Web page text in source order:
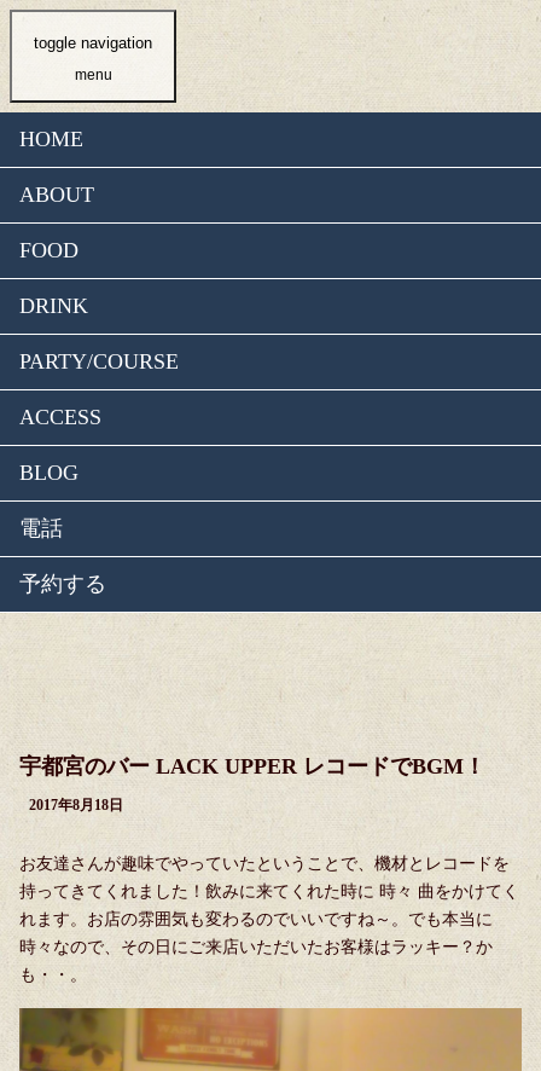
toggle navigation
menu
HOME
ABOUT
FOOD
DRINK
PARTY/COURSE
ACCESS
BLOG
電話
予約する
宇都宮のバー LACK UPPER レコードでBGM！
2017年8月18日
お友達さんが趣味でやっていたということで、機材とレコードを
持ってきてくれました！飲みに来てくれた時に 時々 曲をかけてく
れます。お店の雰囲気も変わるのでいいですね～。でも本当に
時々なので、その日にご来店いただいたお客様はラッキー？か
も・・。